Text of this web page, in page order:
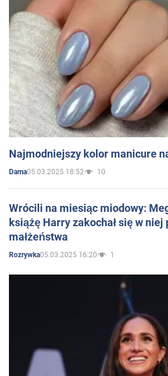
Najmodniejszy kolor manicure
Dama05.03.2025 18:52 10
Wrócili na miesiąc miodowy:
książę Harry zakochał się w
małżeństwa
Rozrywka05.03.2025 16:20 1